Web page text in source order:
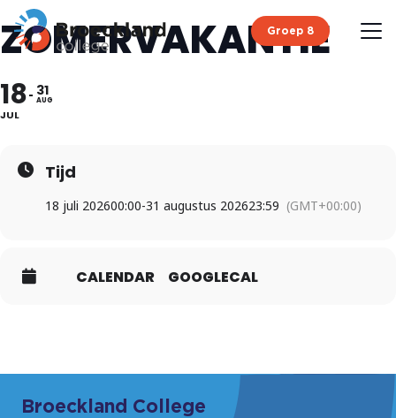
Groep 8
ZOMERVAKANTIE
18
JUL
31
AUG
Tijd
18 juli 202600:00-31 augustus 202623:59 (GMT+00:00)
CALENDAR GOOGLECAL
Broeckland College